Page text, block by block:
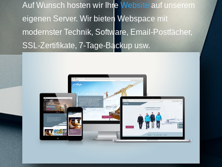
Auf Wunsch hosten wir Ihre Website auf unserem
eigenen Server. Wir bieten Webspace mit
modernster Technik, Software, Email-Postfächer,
SSL-Zertifikate, 7-Tage-Backup usw.